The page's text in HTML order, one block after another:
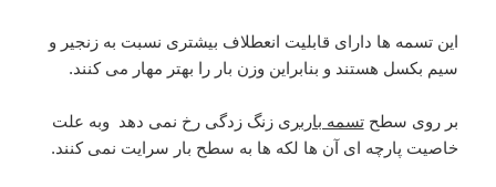
این تسمه ها دارای قابلیت انعطلاف بیشتری نسبت به زنجیر و
سیم بکسل هستند و بنابراین وزن بار را بهتر مهار می کنند.
بر روی سطحتسمه باربری زنگ زدگی رخ نمی دهد وبه علت
خاصیت پارچه ای آن ها لکه ها به سطح بار سرایت نمی کنند.